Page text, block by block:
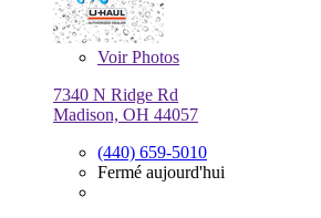
VoirPhotos
7340 N Ridge Rd
Madison, OH 44057
(440) 659-5010
Fermé aujourd'hui